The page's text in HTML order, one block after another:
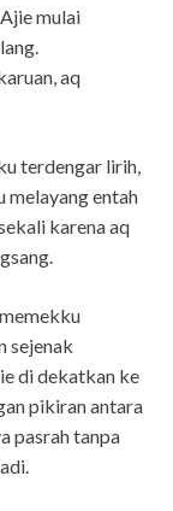
mulai
aq
terdengar lirih,
melayang entah
karena aq
sejenak
di dekatkan ke
pikiran antara
pasrah tanpa